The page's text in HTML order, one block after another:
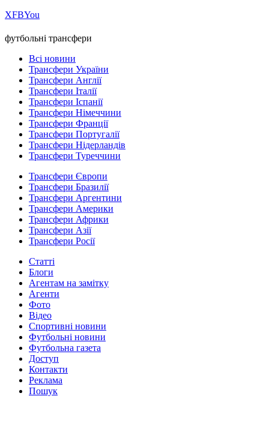
ХFBYou
футбольні трансфери
Всі новини
Трансфери України
Трансфери Англії
Трансфери Італії
Трансфери Іспанії
Трансфери Німеччини
Трансфери Франції
Трансфери Португалії
Трансфери Нідерландів
Трансфери Туреччини
Трансфери Європи
Трансфери Бразилії
Трансфери Аргентини
Трансфери Америки
Трансфери Африки
Трансфери Азії
Трансфери Росії
Статті
Блоги
Агентам на замітку
Агенти
Фото
Відео
Спортивні новини
Футбольні новини
Футбольна газета
Доступ
Контакти
Реклама
Пошук